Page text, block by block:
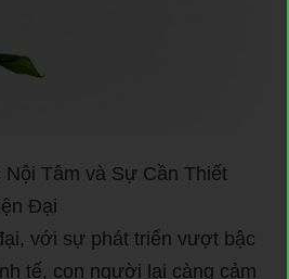
Tâm và Sự Cần Thiết
Đại
với sự phát triển vượt bậc
tế, con người lại càng cảm